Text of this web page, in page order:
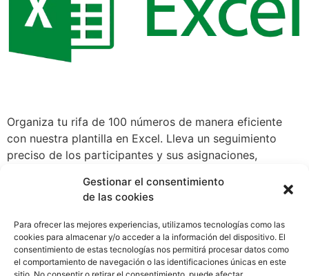
Gestionar el consentimiento
de las cookies
Para ofrecer las mejores experiencias, utilizamos tecnologías como las
cookies para almacenar y/o acceder a la información del dispositivo. El
consentimiento de estas tecnologías nos permitirá procesar datos como
el comportamiento de navegación o las identificaciones únicas en este
Organiza tu rifa de 100 números de manera eficiente
con nuestra plantilla en Excel. Lleva un seguimiento
preciso de los participantes y sus asignaciones,
costos adicionales.